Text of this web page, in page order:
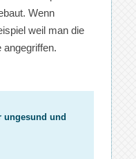
Wenn
weil man die
angegriffen.
ungesund und